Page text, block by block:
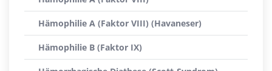
Hämophilie A (Faktor VIII) (Havaneser)
Hämophilie B (Faktor IX)